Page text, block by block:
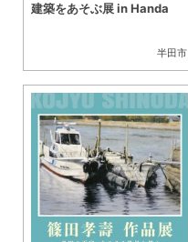
半田市
建築をあそぶ展 in Handa